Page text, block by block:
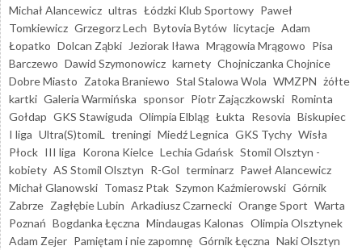
Michał Alancewicz ultras Łódzki Klub Sportowy Paweł
Tomkiewicz Grzegorz Lech Bytovia Bytów licytacje Adam
Łopatko Dolcan Ząbki Jeziorak Iława Mrągowia Mrągowo Pisa
Barczewo Dawid Szymonowicz karnety Chojniczanka Chojnice
Dobre Miasto Zatoka Braniewo Stal Stalowa Wola WMZPN żółte
kartki Galeria Warmińska sponsor Piotr Zajączkowski Rominta
Gołdap GKS Stawiguda Olimpia Elbląg Łukta Resovia Biskupiec
I liga Ultra(S)tomiL treningi Miedź Legnica GKS Tychy Wisła
Płock III liga Korona Kielce Lechia Gdańsk Stomil Olsztyn -
kobiety AS Stomil Olsztyn R-Gol terminarz Paweł Alancewicz
Michał Glanowski Tomasz Ptak Szymon Kaźmierowski Górnik
Zabrze Zagłębie Lubin Arkadiusz Czarnecki Orange Sport Warta
Poznań Bogdanka Łęczna Mindaugas Kalonas Olimpia Olsztynek
Adam Zejer Pamiętam i nie zapomnę Górnik Łęczna Naki Olsztyn